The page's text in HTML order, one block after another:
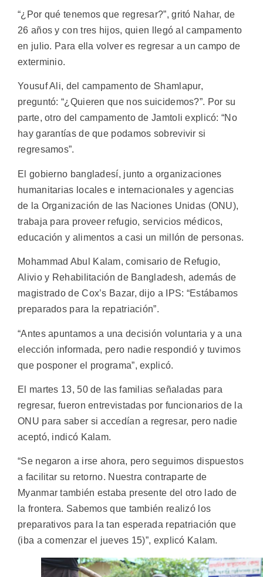
“¿Por qué tenemos que regresar?”, gritó Nahar, de
26 años y con tres hijos, quien llegó al campamento
en julio. Para ella volver es regresar a un campo de
exterminio.
Yousuf Ali, del campamento de Shamlapur,
preguntó: “¿Quieren que nos suicidemos?”. Por su
parte, otro del campamento de Jamtoli explicó: “No
hay garantías de que podamos sobrevivir si
regresamos”.
El gobierno bangladesí, junto a organizaciones
humanitarias locales e internacionales y agencias
de la Organización de las Naciones Unidas (ONU),
trabaja para proveer refugio, servicios médicos,
educación y alimentos a casi un millón de personas.
Mohammad Abul Kalam, comisario de Refugio,
Alivio y Rehabilitación de Bangladesh, además de
magistrado de Cox’s Bazar, dijo a IPS: “Estábamos
preparados para la repatriación”.
“Antes apuntamos a una decisión voluntaria y a una
elección informada, pero nadie respondió y tuvimos
que posponer el programa”, explicó.
El martes 13, 50 de las familias señaladas para
regresar, fueron entrevistadas por funcionarios de la
ONU para saber si accedían a regresar, pero nadie
aceptó, indicó Kalam.
“Se negaron a irse ahora, pero seguimos dispuestos
a facilitar su retorno. Nuestra contraparte de
Myanmar también estaba presente del otro lado de
la frontera. Sabemos que también realizó los
preparativos para la tan esperada repatriación que
(iba a comenzar el jueves 15)”, explicó Kalam.